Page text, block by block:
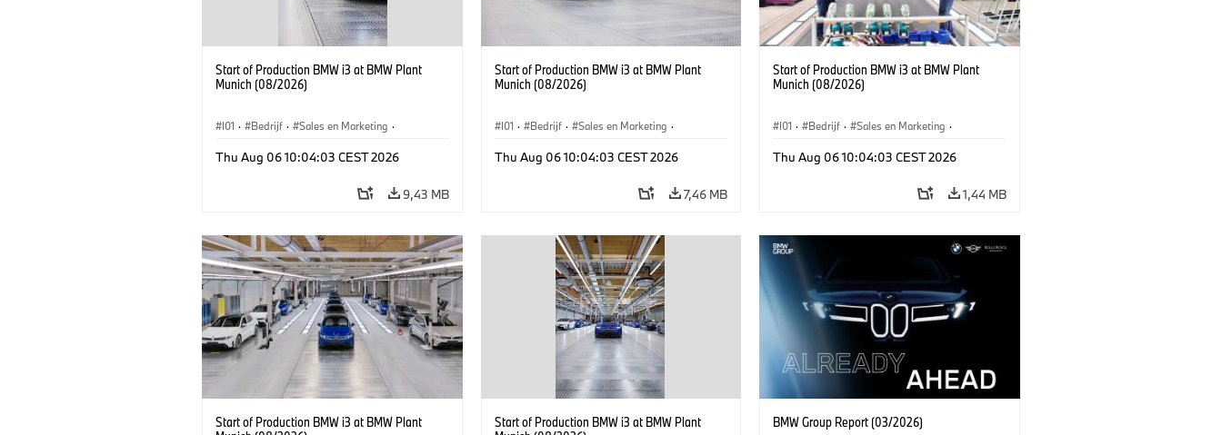
Start of Production BMW i3 at BMW Plant
Munich (08/2026)
I01 · Bedrijf · Sales en Marketing ·
Thu Aug 06 10:04:03 CEST 2026
9,43 MB
Start of Production BMW i3 at BMW Plant
Munich (08/2026)
I01 · Bedrijf · Sales en Marketing ·
Thu Aug 06 10:04:03 CEST 2026
7,46 MB
Start of Production BMW i3 at BMW Plant
Munich (08/2026)
I01 · Bedrijf · Sales en Marketing ·
Thu Aug 06 10:04:03 CEST 2026
1,44 MB
Start of Production BMW i3 at BMW Plant
Start of Production BMW i3 at BMW Plant
BMW Group Report (03/2026)